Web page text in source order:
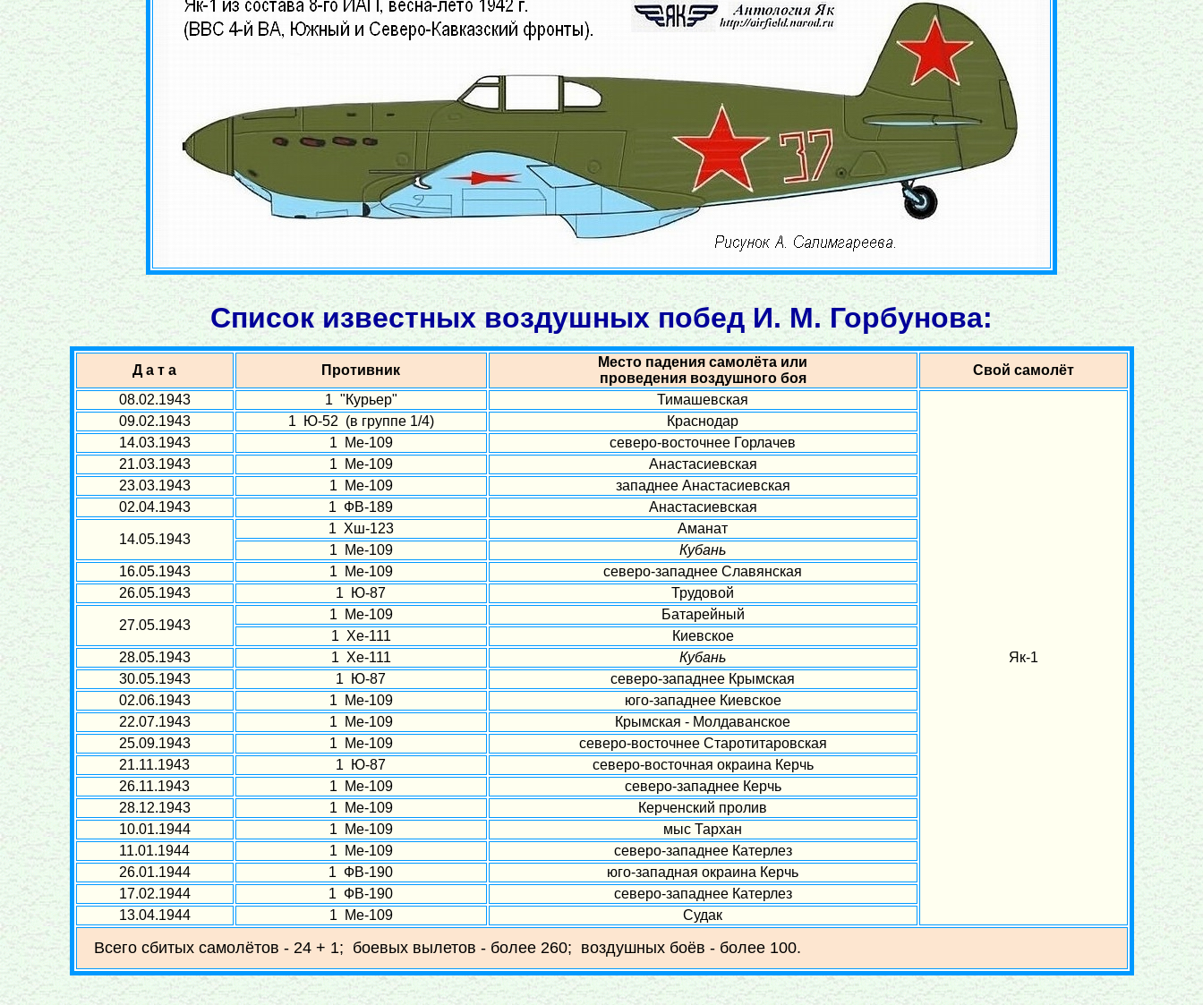
Список известных воздушных побед И. М. Горбунова:
Д а т а Противник
Место падения самолёта или
проведения воздушного боя
Свой самолёт
08.02.1943
1 "Курьер" Тимашевская
Як-1
09.02.1943 1 Ю-52 (в группе 1/4)
Краснодар
14.03.1943
1 Ме-109
северо-восточнее Горлачев
21.03.1943
1 Ме-109
Анастасиевская
23.03.1943
1 Ме-109
западнее Анастасиевская
02.04.1943
1 ФВ-189 Анастасиевская
14.05.1943
1 Хш-123
Аманат
1 Ме-109
Кубань
16.05.1943
1 Ме-109
северо-западнее Славянская
26.05.1943
1 Ю-87 Трудовой
27.05.1943
1 Ме-109
Батарейный
1 Хе-111
Киевское
28.05.1943
1 Хе-111
Кубань
30.05.1943
1 Ю-87
северо-западнее Крымская
02.06.1943
1 Ме-109
юго-западнее Киевское
22.07.1943
1 Ме-109
Крымская - Молдаванское
25.09.1943
1 Ме-109
северо-восточнее Старотитаровская
21.11.1943
1 Ю-87
северо-восточная окраина Керчь
26.11.1943
1 Ме-109
северо-западнее Керчь
28.12.1943
1 Ме-109
Керченский пролив
10.01.1944
1 Ме-109
мыс Тархан
11.01.1944
1 Ме-109
северо-западнее Катерлез
26.01.1944
1 ФВ-190
юго-западная окраина Керчь
17.02.1944
1 ФВ-190
северо-западнее Катерлез
13.04.1944
1 Ме-109 Судак
Всего сбитых самолётов - 24 + 1; боевых вылетов - более 260; воздушных боёв - более 100.